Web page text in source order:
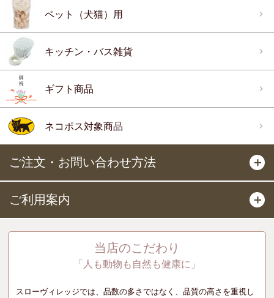
ペット（犬猫）用
キッチン・バス雑貨
ギフト商品
ネコポス対象商品
ご注文・お問い合わせ方法 ＋
ご利用案内 ＋
当店のこだわり
「人も動物も自然も健康に」
スローヴィレッジでは、品数の多さではなく、品質の高さを重視し